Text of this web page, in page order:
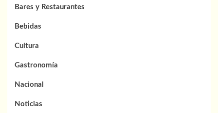
los
Bares y Restaurantes
Bebidas
Cultura
Gastronomía
Nacional
Noticias